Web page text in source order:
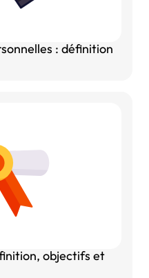
: définition
objectifs et